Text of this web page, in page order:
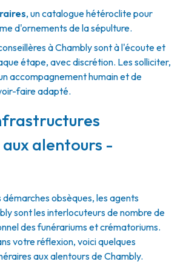
, un catalogue hétéroclite pour
d'ornements de la sépulture.
à Chambly sont à l'écoute et
étape, avec discrétion. Les solliciter,
accompagnement humain et de
faire adapté.
alentours -
obsèques, les agents
sont les interlocuteurs de nombre de
des funérariums et crématoriums.
votre réflexion, voici quelques
aux alentours de Chambly.